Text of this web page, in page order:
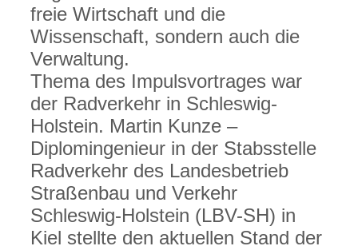
freie Wirtschaft und die
Wissenschaft, sondern auch die
Verwaltung.
Thema des Impulsvortrages war
der Radverkehr in Schleswig-
Holstein. Martin Kunze –
Diplomingenieur in der Stabsstelle
Radverkehr des Landesbetrieb
Straßenbau und Verkehr
Schleswig-Holstein (LBV-SH) in
Kiel stellte den aktuellen Stand der